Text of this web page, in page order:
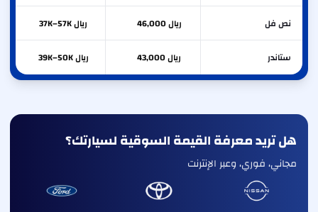
نص فل ريال 46,000 ريال 37K–57K
ستاندر ريال 43,000 ريال 39K–50K
هل تريد معرفة القيمة السوقية لسيارتك؟
مجاني، فوري، وعبر الإنترنت